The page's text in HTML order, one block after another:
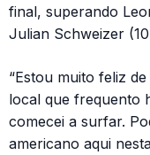
final, superando
Julian Schweizer
“Estou muito feliz
local que frequento
comecei a surfar.
americano aqui